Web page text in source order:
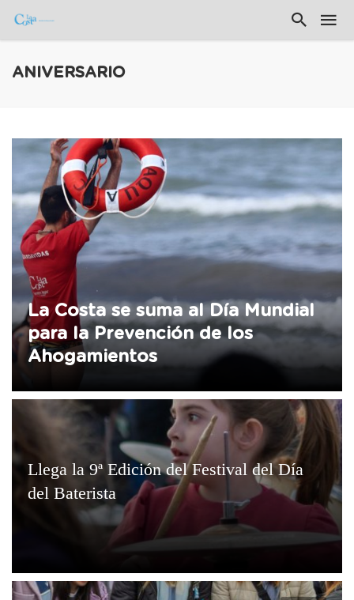
ANIVERSARIO
La Costa se suma al Día Mundial
para la Prevención de los
Ahogamientos
Llega la 9ª Edición del Festival del Día
del Baterista